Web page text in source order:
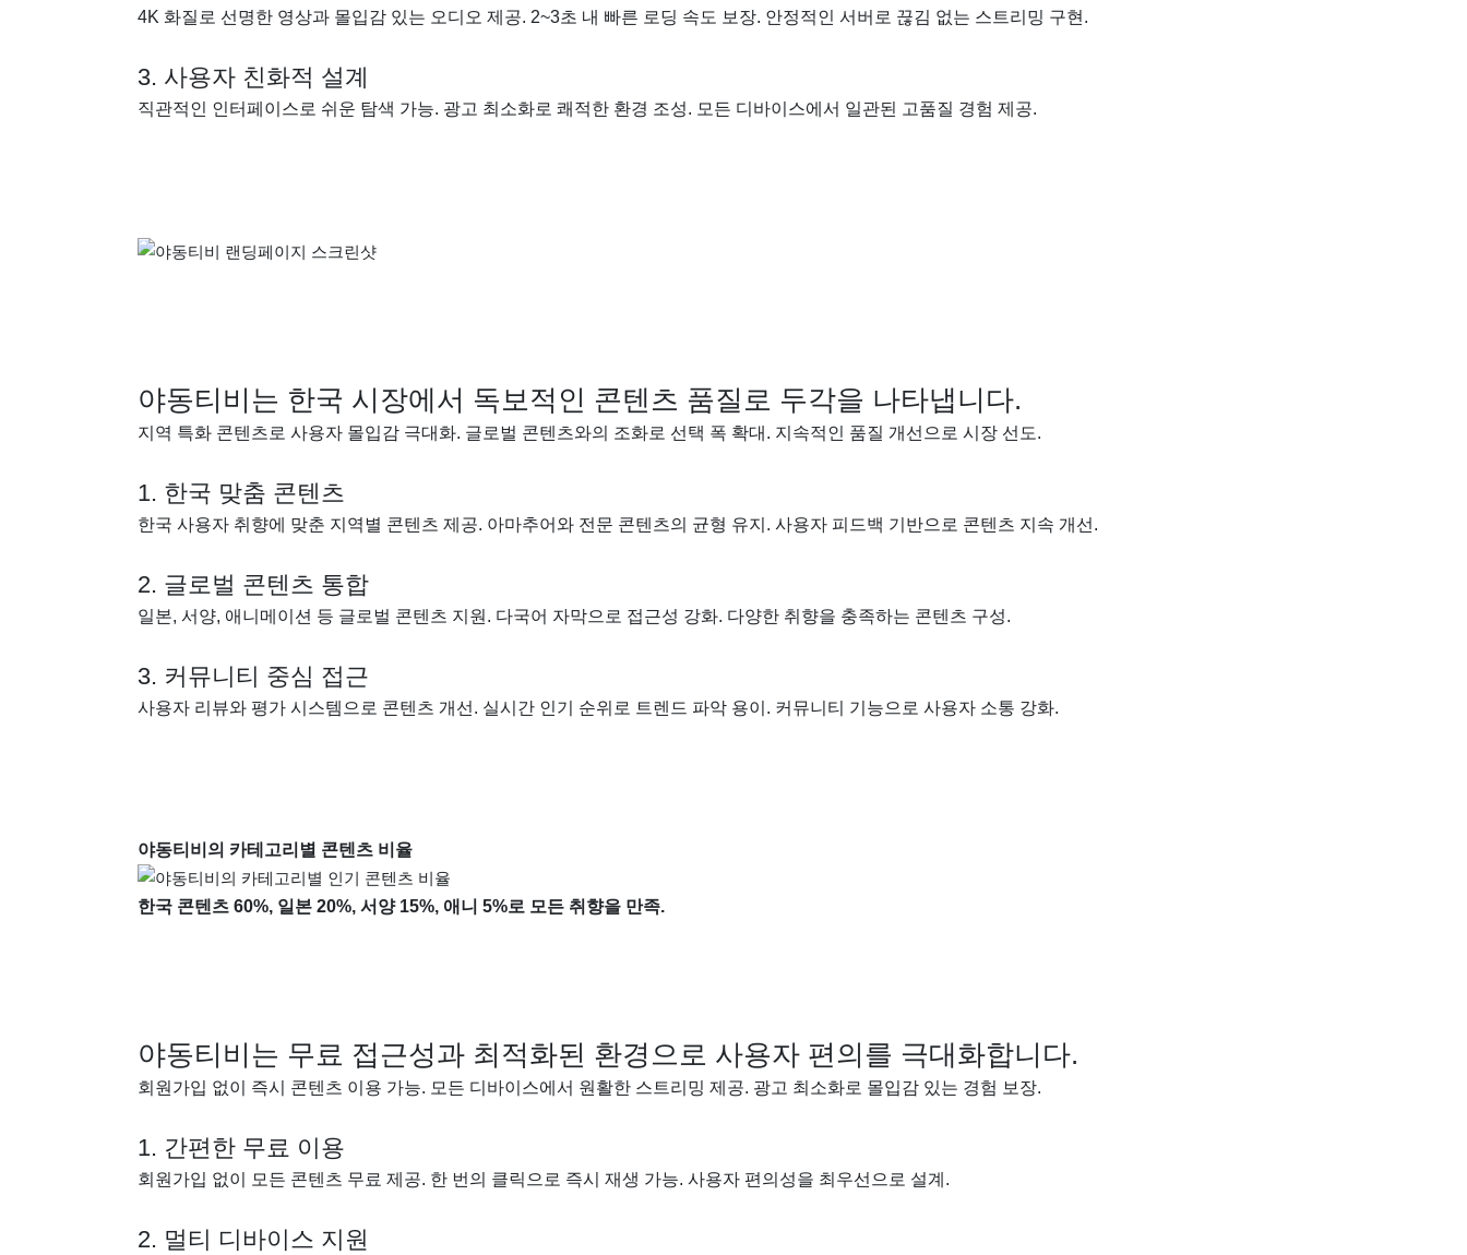
4K 화질로 선명한 영상과 몰입감 있는 오디오 제공. 2~3초 내 빠른 로딩 속도 보장. 안정적인 서버로 끊김 없는 스트리밍 구현.
3. 사용자 친화적 설계
직관적인 인터페이스로 쉬운 탐색 가능. 광고 최소화로 쾌적한 환경 조성. 모든 디바이스에서 일관된 고품질 경험 제공.
야동티비는 한국 시장에서 독보적인 콘텐츠 품질로 두각을 나타냅니다.
지역 특화 콘텐츠로 사용자 몰입감 극대화. 글로벌 콘텐츠와의 조화로 선택 폭 확대. 지속적인 품질 개선으로 시장 선도.
1. 한국 맞춤 콘텐츠
한국 사용자 취향에 맞춘 지역별 콘텐츠 제공. 아마추어와 전문 콘텐츠의 균형 유지. 사용자 피드백 기반으로 콘텐츠 지속 개선.
2. 글로벌 콘텐츠 통합
일본, 서양, 애니메이션 등 글로벌 콘텐츠 지원. 다국어 자막으로 접근성 강화. 다양한 취향을 충족하는 콘텐츠 구성.
3. 커뮤니티 중심 접근
사용자 리뷰와 평가 시스템으로 콘텐츠 개선. 실시간 인기 순위로 트렌드 파악 용이. 커뮤니티 기능으로 사용자 소통 강화.
야동티비의 카테고리별 콘텐츠 비율
한국 콘텐츠 60%, 일본 20%, 서양 15%, 애니 5%로 모든 취향을 만족.
야동티비는 무료 접근성과 최적화된 환경으로 사용자 편의를 극대화합니다.
회원가입 없이 즉시 콘텐츠 이용 가능. 모든 디바이스에서 원활한 스트리밍 제공. 광고 최소화로 몰입감 있는 경험 보장.
1. 간편한 무료 이용
회원가입 없이 모든 콘텐츠 무료 제공. 한 번의 클릭으로 즉시 재생 가능. 사용자 편의성을 최우선으로 설계.
2. 멀티 디바이스 지원